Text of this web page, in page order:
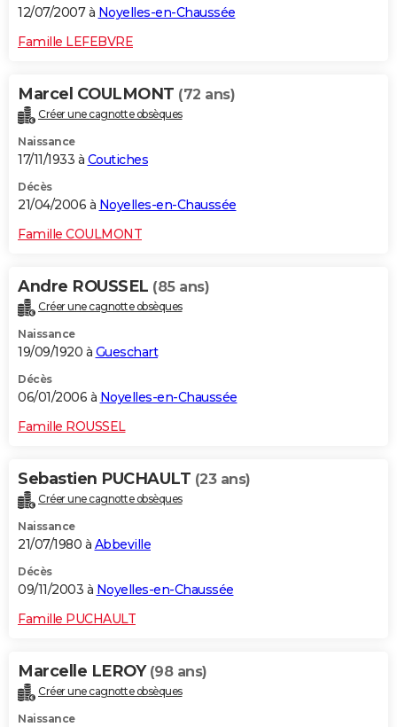
12/07/2007 à Noyelles-en-Chaussée
Famille LEFEBVRE
Marcel COULMONT (72 ans)
Créer une cagnotte obsèques
Naissance
17/11/1933 à Coutiches
Décès
21/04/2006 à Noyelles-en-Chaussée
Famille COULMONT
Andre ROUSSEL (85 ans)
Créer une cagnotte obsèques
Naissance
19/09/1920 à Gueschart
Décès
06/01/2006 à Noyelles-en-Chaussée
Famille ROUSSEL
Sebastien PUCHAULT (23 ans)
Créer une cagnotte obsèques
Naissance
21/07/1980 à Abbeville
Décès
09/11/2003 à Noyelles-en-Chaussée
Famille PUCHAULT
Marcelle LEROY (98 ans)
Créer une cagnotte obsèques
Naissance